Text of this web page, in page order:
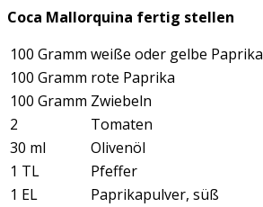
Coca Mallorquina fertig stellen
100 Gramm weiße oder gelbe Paprika
100 Gramm rote Paprika
100 Gramm Zwiebeln
2
Tomaten
30 ml
Olivenöl
1 TL
Pfeffer
1 EL
Paprikapulver, süß